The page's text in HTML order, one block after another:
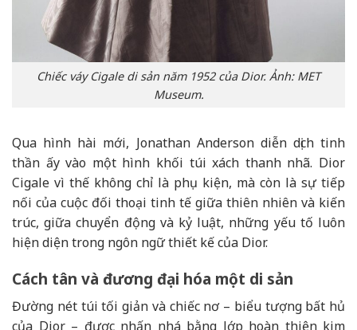
Chiếc váy Cigale di sản năm 1952 của Dior. Ảnh: MET
Museum.
Qua hình hài mới, Jonathan Anderson diễn dịch tinh
thần ấy vào một hình khối túi xách thanh nhã. Dior
Cigale vì thế không chỉ là phụ kiện, mà còn là sự tiếp
nối của cuộc đối thoại tinh tế giữa thiên nhiên và kiến
trúc, giữa chuyển động và kỷ luật, những yếu tố luôn
hiện diện trong ngôn ngữ thiết kế của Dior.
Cách tân và đương đại hóa một di sản
Đường nét túi tối giản và chiếc nơ – biểu tượng bất hủ
của Dior – được nhấn nhá bằng lớp hoàn thiện kim